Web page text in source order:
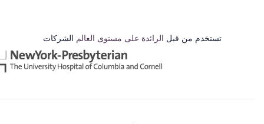
تستخدم من قبل الرائدة على مستوى العالم الشركات